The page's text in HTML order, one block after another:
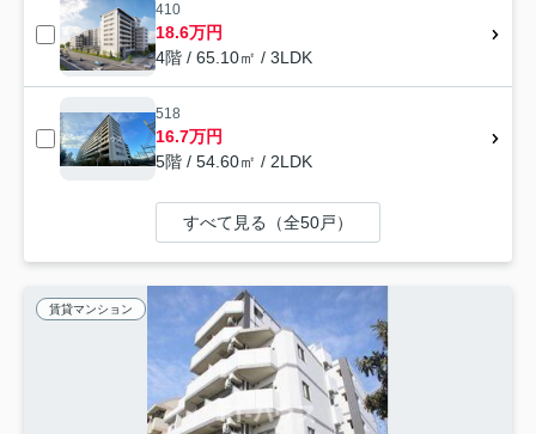
410
18.6万円
4階 / 65.10㎡ / 3LDK
518
16.7万円
5階 / 54.60㎡ / 2LDK
すべて見る（全50戸）
賃貸マンション